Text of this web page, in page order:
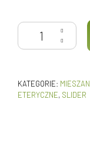
ilość STABILNY RUCH
KATEGORIE:
ETERYCZNE, SLIDER